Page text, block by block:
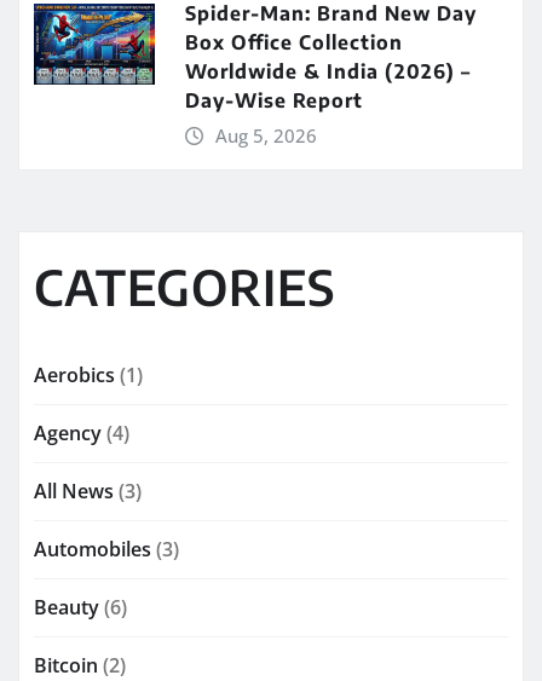
Spider-Man: Brand New Day
Box Office Collection
Worldwide & India (2026) –
Day-Wise Report
Aug 5, 2026
CATEGORIES
Aerobics (1)
Agency(4)
All News (3)
Automobiles (3)
Beauty(6)
Bitcoin (2)